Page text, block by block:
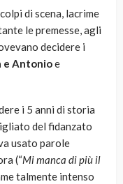
di scena, lacrime
le premesse, agli
decidere i
e Antonioe
i 5 anni di storia
del fidanzato
usato parole
(“Mi manca di più il
talmente intenso